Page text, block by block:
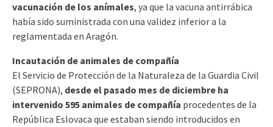
vacunación de los anímales, ya que la vacuna antirrábica
había sido suministrada con una validez inferior a la
reglamentada en Aragón.
Incautación de animales de compañía
El Servicio de Protección de la Naturaleza de la Guardia Civil
(SEPRONA), desde el pasado mes de diciembre ha
intervenido 595 animales de compañía procedentes de la
República Eslovaca que estaban siendo introducidos en